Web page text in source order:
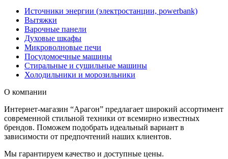
Источники энергии (электростанции, powerbank)
Вытяжки
Варочные панели
Духовые шкафы
Микроволновые печи
Посудомоечные машины
Стиральные и сушильные машины
Холодильники и морозильники
О компании
Интернет-магазин “Арагон” предлагает широкий ассортимент
современной стильной техники от всемирно известных
брендов. Поможем подобрать идеальный вариант в
зависимости от предпочтений наших клиентов.
Мы гарантируем качество и доступные цены.